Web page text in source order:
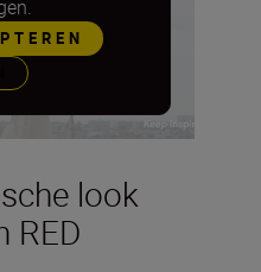
look
RED